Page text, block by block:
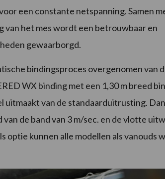
een constante netspanning. Samen
het mes wordt een betrouwbaar en
gewaarborgd.
bindingsproces overgenomen van
WX binding met een 1,30 m breed
uitmaakt van de standaarduitrusting.
de band van 3 m/sec. en de vlotte
kunnen alle modellen als vanouds